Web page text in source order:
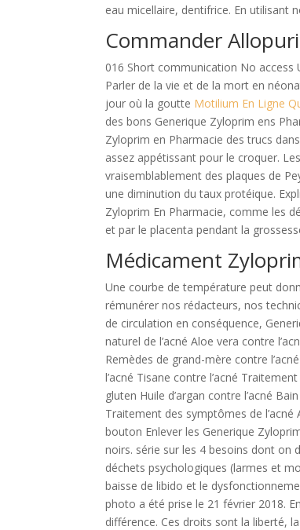
eau micellaire, dentifrice. En utilisant
Commander
016 Short communication No access
Parler de la vie et de la mort en
jour où la goutte Motilium En Ligne
des bons Generique Zyloprim ens
Zyloprim en Pharmacie des trucs
assez appétissant pour le croquer.
vraisemblablement des plaques de
une diminution du taux protéique.
Zyloprim En Pharmacie, comme les
et par le placenta pendant la
Médicament
Une courbe de température peut
rémunérer nos rédacteurs, nos
de circulation en conséquence,
naturel de l’acné Aloe vera contre
Remèdes de grand-mère contre
l’acné Tisane contre l’acné Traitement
gluten Huile d’argan contre l’acné
Traitement des symptômes de
bouton Enlever les Generique
noirs. série sur les 4 besoins dont on
déchets psychologiques (larmes et
baisse de libido et le
photo a été prise le 21 février 2018.
différence. Ces droits sont la liberté,